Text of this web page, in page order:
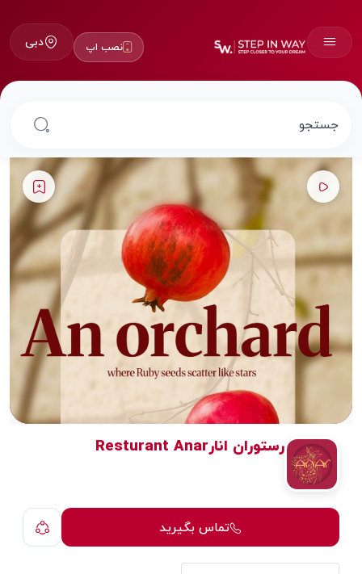
نصب اپ دبی
رستوران انارResturant Anar
تماس بگیرید